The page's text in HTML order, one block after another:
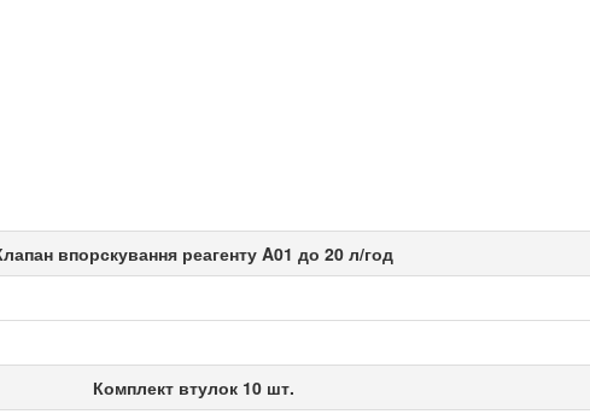
впорскування реагенту A01 до 20 л/год
Комплект втулок 10 шт.